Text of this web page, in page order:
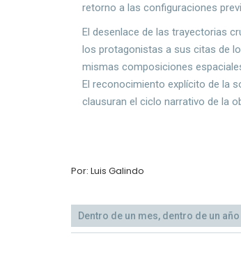
retorno a las configuraciones
El desenlace de las trayectorias
los protagonistas a sus citas de
mismas composiciones
El reconocimiento explícito de la
clausuran el ciclo narrativo de la
Por: Luis Galindo
Dentro de un mes, dentro de un año